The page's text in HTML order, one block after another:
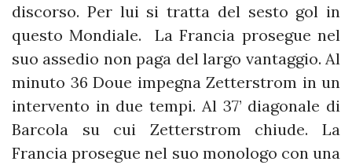
discorso. Per lui si tratta del sesto gol in
questo Mondiale. La Francia prosegue nel
suo assedio non paga del largo vantaggio. Al
minuto 36 Doue impegna Zetterstrom in un
intervento in due tempi. Al 37’ diagonale di
Barcola su cui Zetterstrom chiude. La
Francia prosegue nel suo monologo con una